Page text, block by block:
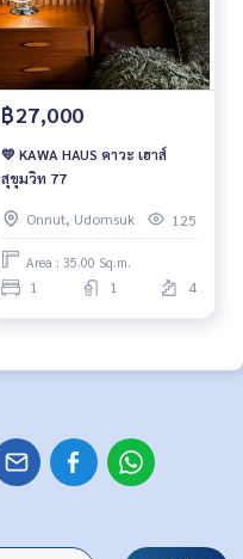
฿27,000
💛 KAWA HAUS คาวะ เฮาส์
สุขุมวิท 77
Onnut, Udomsuk 125
Area : 35.00 Sq.m.
1 1 4